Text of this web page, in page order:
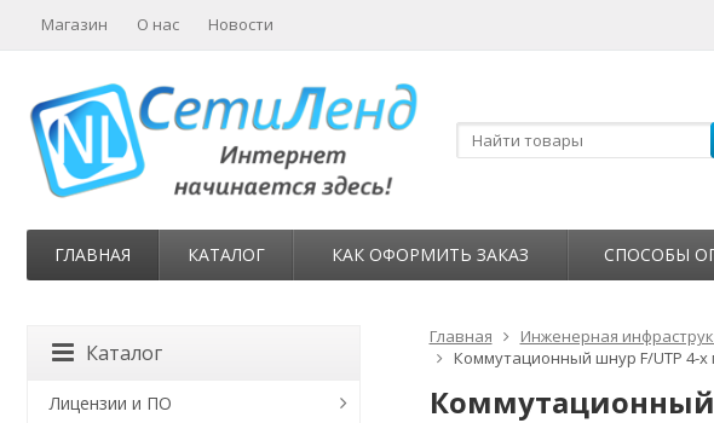
Магазин О нас Новости
ГЛАВНАЯ КАТАЛОГ КАК ОФОРМИТЬ ЗАКАЗ СПОСОБЫ
Главная Инженерная
Коммутационный шнур F/UTP 4-х
Коммутационный
Каталог
Лицензии и ПО